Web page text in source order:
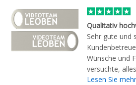
Qualitativ
Sehr gute und
Wünsche und
versuchte,
haben super
Lesen Sie mehr